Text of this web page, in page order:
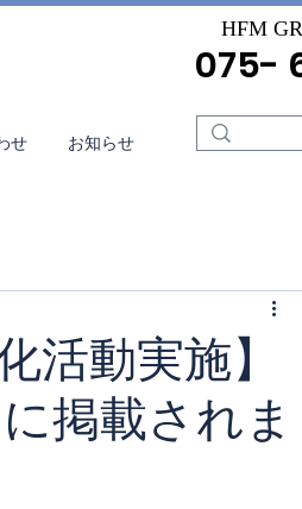
075-
HFM
せ お知らせ
活動実施】
掲載されま